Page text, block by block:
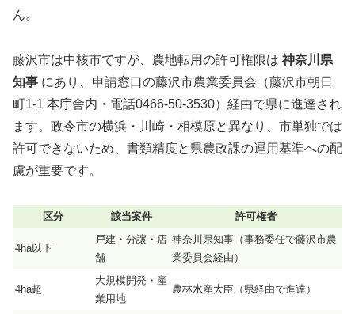
ん。
藤沢市は中核市ですが、農地転用の許可権限は 神奈川県
知事 にあり、申請窓口の藤沢市農業委員会（藤沢市朝日
町1-1 本庁舎内・電話0466-50-3530）経由で県に進達され
ます。政令市の横浜・川崎・相模原と異なり、市単独では
許可できないため、書類精度と県農政課の運用基準への配
慮が重要です。
区分 該当案件 許可権者
4ha以下
戸建・分譲・店
舗
神奈川県知事（事務委任で藤沢市農
業委員会経由）
4ha超
大規模開発・産
業用地
農林水産大臣（県経由で進達）